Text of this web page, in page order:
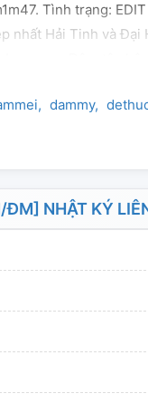
Tình trạng:
nhất Hải Tinh và Đại
''Đem đi làm gỏi cá
lai, tinh tế, sinh tử,
dammy
NHẬT KÝ